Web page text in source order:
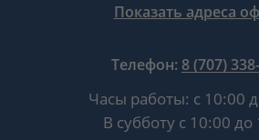
Показать адреса
Телефон: 8 (707)
Часы работы: с 10:00
В субботу с 10:00 до